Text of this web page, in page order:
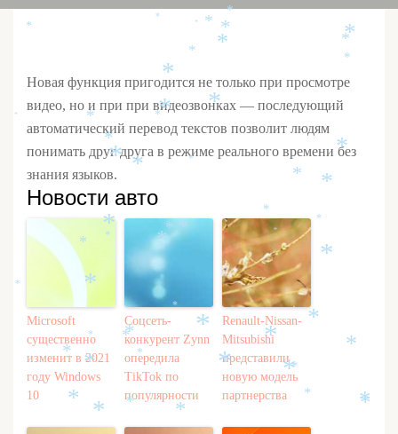
Новая функция пригодится не только при просмотре
видео, но и при при видеозвонках — последующий
автоматический перевод текстов позволит людям
понимать друг друга в режиме реального времени без
знания языков.
Новости авто
Microsoft
существенно
изменит в 2021
году Windows
10
Соцсеть-
конкурент Zynn
опередила
TikTok по
популярности
Renault-Nissan-
Mitsubishi
представили
новую модель
партнерства
*
*
*
*
*
*
*
*
*
*
*
*
*
*
*
*
*
*
*
*
*
*
*
*
*
*
*
*
*
*
*
*
*
*
*
*
*
*
*
*
*
*
*
*
*
*
* *
*
*
*
*
*